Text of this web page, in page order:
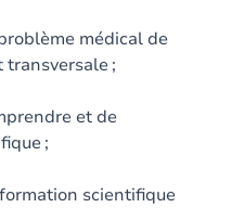
médical de
;
et de
;
scientifique